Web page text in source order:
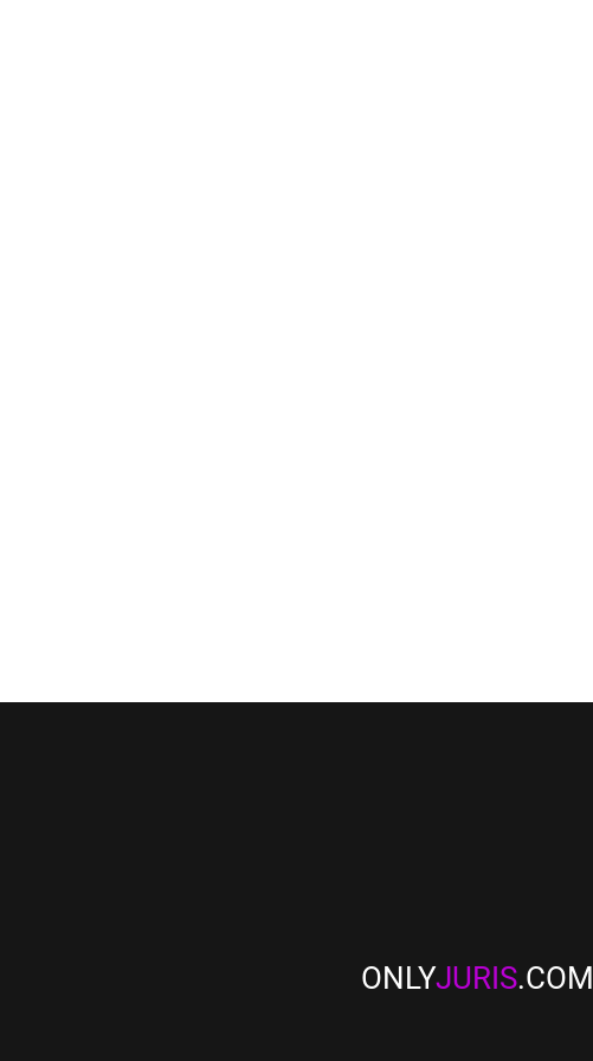
ONLYJURIS.COM